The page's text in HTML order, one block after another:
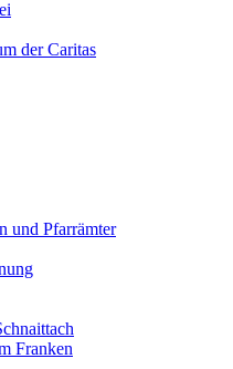
der Caritas
und Pfarrämter
Franken